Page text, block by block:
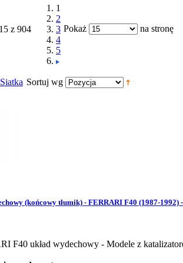
z 904
1
2
3
4
5
Pokaż na stronę
Siatka Sortuj wg
(końcowy tłumik) - FERRARI F40 (1987-1992)
F40 układ wydechowy - Modele z